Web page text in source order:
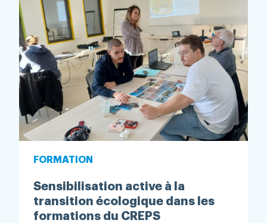
FORMATION
Sensibilisation active à la
transition écologique dans les
formations du CREPS